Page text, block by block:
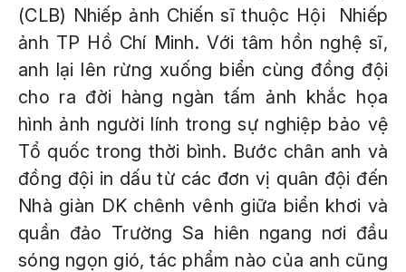
(CLB) Nhiếp ảnh Chiến sĩ thuộc Hội Nhiếp
ảnh TP Hồ Chí Minh. Với tâm hồn nghệ sĩ,
anh lại lên rừng xuống biển cùng đồng đội
cho ra đời hàng ngàn tấm ảnh khắc họa
hình ảnh người lính trong sự nghiệp bảo vệ
Tổ quốc trong thời bình. Bước chân anh và
đồng đội in dấu từ các đơn vị quân đội đến
Nhà giàn DK chênh vênh giữa biển khơi và
quần đảo Trường Sa hiên ngang nơi đầu
sóng ngọn gió, tác phẩm nào của anh cũng